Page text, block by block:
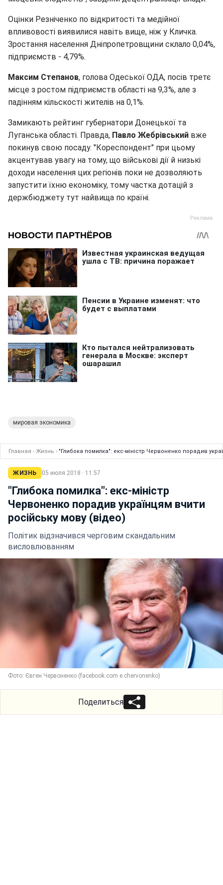
Оцінки Резніченко по відкритості та медійної
впливовості виявилися навіть вище, ніж у Кличка.
Зростання населення Дніпропетровщини склало 0,04%,
підприємств - 4,79%.
Максим Степанов, голова Одеської ОДА, посів третє
місце з ростом підприємств області на 9,3%, але з
падінням кільскості жителів на 0,1%.
Замикають рейтинг губернатори Донецької та
Луганська області. Правда, Павло Жебрівський вже
покинув свою посаду. "Кореспондент" при цьому
акцентував увагу на тому, що військові дії й низькі
доходи населення цих регіонів поки не дозволяють
запустити їхню економіку, тому частка дотацій з
держбюджету тут найвища по країні.
мировая экономика
Главная › Жизнь › "Глибока помилка": екс-міністр Червоненко порадив
ЖИЗНЬ 05 июля 2018 · 11:57
"Глибока помилка": екс-міністр
Червоненко порадив українцям вчити
російську мову (відео)
Політик відзначився черговим скандальним
висловлюванням
Фото: Євген Червоненко (facebook.com e.chervonenko)
Поделиться